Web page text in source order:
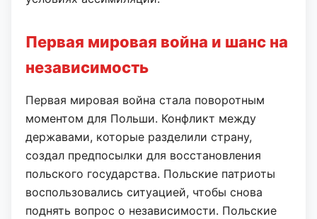
Первая мировая война и шанс на
независимость
Первая мировая война стала поворотным
моментом для Польши. Конфликт между
державами, которые разделили страну,
создал предпосылки для восстановления
польского государства. Польские патриоты
воспользовались ситуацией, чтобы снова
поднять вопрос о независимости. Польские